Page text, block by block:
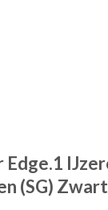
(SG)